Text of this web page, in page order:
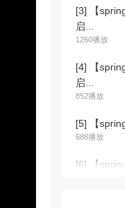
[3] 【
启...
1260播放
[4] 【
启...
852播放
[5] 【
688播放
[6] 【